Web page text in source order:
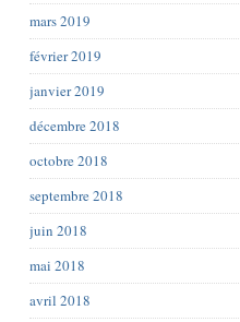
mars 2019
février 2019
janvier 2019
décembre 2018
octobre 2018
septembre 2018
juin 2018
mai 2018
avril 2018